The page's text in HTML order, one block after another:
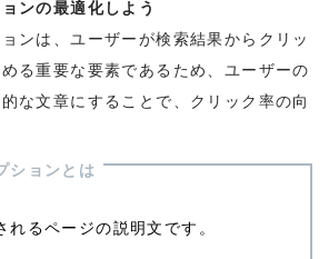
ンの最適化しよう
ンは、ユーザーが検索結果からクリッ
る重要な要素であるため、ユーザーの
な文章にすることで、クリック率の向
ションとは
れるページの説明文です。